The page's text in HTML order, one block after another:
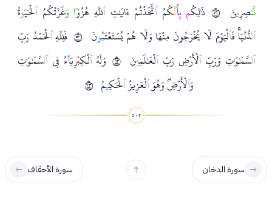
نّصِرِينَ ٣٤ ذَلِكُم بِأَنَّكُمُٱتَّخَذۡتُمۡ ءَايَتِٱللَّهِ هُزُوٗا وَغَرَّتۡكُمُٱلۡحَيَوةُ
ٱلدُّنۡيَاۚ فَٱلۡيَوۡمَ لَا يُخۡرَجُونَ مِنۡهَا وَلَا هُمۡ يُسۡتَعۡتَبُونَ ٣٥ فَلِلَّهِٱلۡحَمۡدُ رَبِّ
ٱلسَّمَوَتِ وَرَبِّٱلۡأَرۡضِ رَبِّٱلۡعَلَمِينَ ٣٦ وَلَهُٱلۡكِبۡرِيَآءُ فِيٱلسَّمَوَتِ
وَٱلۡأَرۡضِۖ وَهُوَٱلۡعَزِيزُٱلۡحَكِيمُ ٣٧
سورة الدخان سورة الأحقاف